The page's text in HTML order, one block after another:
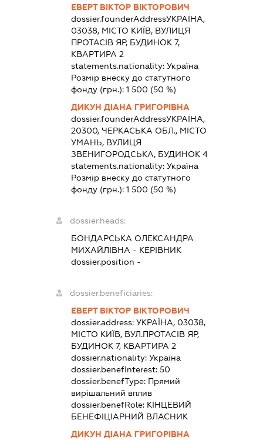
ЕВЕРТ ВІКТОР ВІКТОРОВИЧ
dossier.founderAddressУКРАЇНА,
03038, МІСТО КИЇВ, ВУЛИЦЯ
ПРОТАСІВ ЯР, БУДИНОК 7,
КВАРТИРА 2
statements.nationality: Україна
Розмір внеску до статутного
фонду (грн.): 1 500 (50 %)
ДИКУН ДІАНА ГРИГОРІВНА
dossier.founderAddressУКРАЇНА,
20300, ЧЕРКАСЬКА ОБЛ., МІСТО
УМАНЬ, ВУЛИЦЯ
ЗВЕНИГОРОДСЬКА, БУДИНОК 4
statements.nationality: Україна
Розмір внеску до статутного
фонду (грн.): 1 500 (50 %)
dossier.heads:
БОНДАРСЬКА ОЛЕКСАНДРА
МИХАЙЛІВНА - КЕРІВНИК
dossier.position -
dossier.beneficiaries:
ЕВЕРТ ВІКТОР ВІКТОРОВИЧ
dossier.address: УКРАЇНА, 03038,
МІСТО КИЇВ, ВУЛ.ПРОТАСІВ ЯР,
БУДИНОК 7, КВАРТИРА 2
dossier.nationality: Україна
dossier.benefInterest: 50
dossier.benefType: Прямий
вирішальний вплив
dossier.benefRole: КІНЦЕВИЙ
БЕНЕФІЦІАРНИЙ ВЛАСНИК
ДИКУН ДІАНА ГРИГОРІВНА